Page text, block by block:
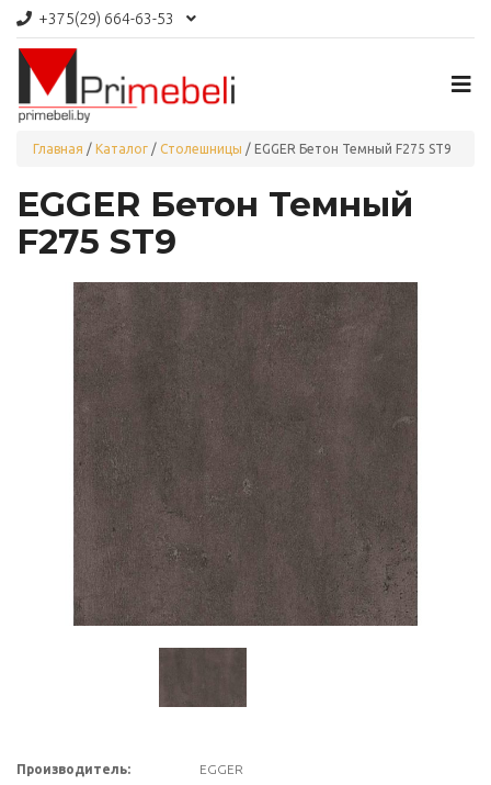
+375(29) 664-63-53
Главная / Каталог / Столешницы / EGGER Бетон Темный F275 ST9
EGGER Бетон Темный
F275 ST9
Производитель: EGGER